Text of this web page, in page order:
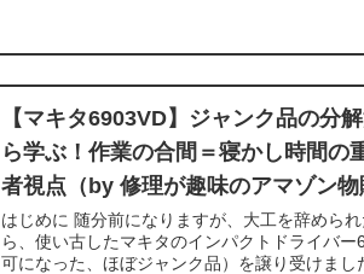
【マキタ6903VD】ジャンク品の分
ら学ぶ！作業の合間＝寝かし時間の
者視点（by 修理が趣味のアマゾン物
はじめに 随分前になりますが、大工を辞めら
ら、使い古したマキタのインパクトドライバー
可になった、ほぼジャンク品）を譲り受けまし